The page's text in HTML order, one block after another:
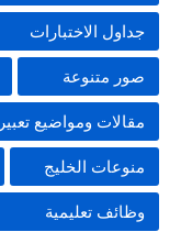
جداول الاختبارات
صور متنوعة
مقالات ومواضيع تعبير
منوعات الخليج
وظائف تعليمية